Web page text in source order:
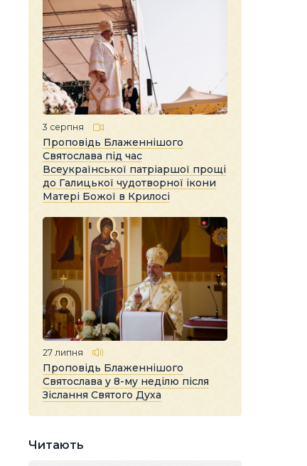
3 серпня
Проповідь Блаженнішого
Святослава під час
Всеукраїнської патріаршої прощі
до Галицької чудотворної ікони
Матері Божої в Крилосі
27 липня
Проповідь Блаженнішого
Святослава у 8-му неділю після
Зіслання Святого Духа
Читають